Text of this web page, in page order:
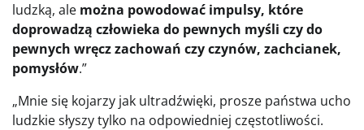
ludzką, ale można powodować impulsy, które
doprowadzą człowieka do pewnych myśli czy do
pewnych wręcz zachowań czy czynów, zachcianek,
pomysłów.”
„Mnie się kojarzy jak ultradźwięki, prosze państwa ucho
ludzkie słyszy tylko na odpowiedniej częstotliwości.